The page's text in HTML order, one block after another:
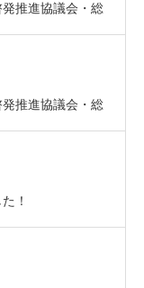
推進協議会・総
推進協議会・総
！